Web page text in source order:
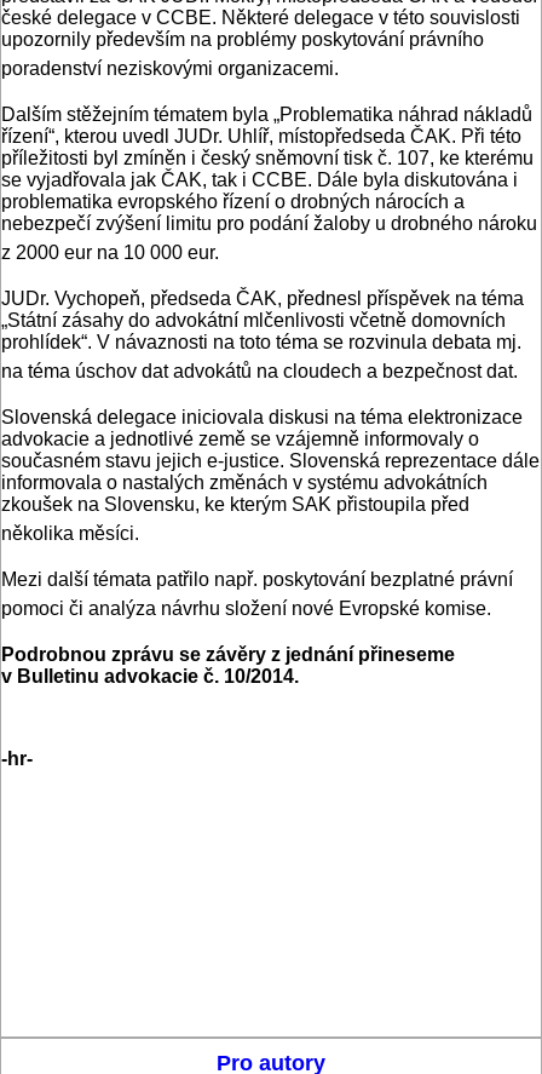
české delegace v CCBE. Některé delegace v této souvislosti
upozornily především na problémy poskytování právního
poradenství neziskovými organizacemi.
Dalším stěžejním tématem byla „Problematika náhrad nákladů
řízení“, kterou uvedl JUDr. Uhlíř, místopředseda ČAK. Při této
příležitosti byl zmíněn i český sněmovní tisk č. 107, ke kterému
se vyjadřovala jak ČAK, tak i CCBE. Dále byla diskutována i
problematika evropského řízení o drobných nárocích a
nebezpečí zvýšení limitu pro podání žaloby u drobného nároku
z 2000 eur na 10 000 eur.
JUDr. Vychopeň, předseda ČAK, přednesl příspěvek na téma
„Státní zásahy do advokátní mlčenlivosti včetně domovních
prohlídek“. V návaznosti na toto téma se rozvinula debata mj.
na téma úschov dat advokátů na cloudech a bezpečnost dat.
Slovenská delegace iniciovala diskusi na téma elektronizace
advokacie a jednotlivé země se vzájemně informovaly o
současném stavu jejich e-justice. Slovenská reprezentace dále
informovala o nastalých změnách v systému advokátních
zkoušek na Slovensku, ke kterým SAK přistoupila před
několika měsíci.
Mezi další témata patřilo např. poskytování bezplatné právní
pomoci či analýza návrhu složení nové Evropské komise.
Podrobnou zprávu se závěry z jednání přineseme
v Bulletinu advokacie č. 10/2014.
-hr-
Pro autory